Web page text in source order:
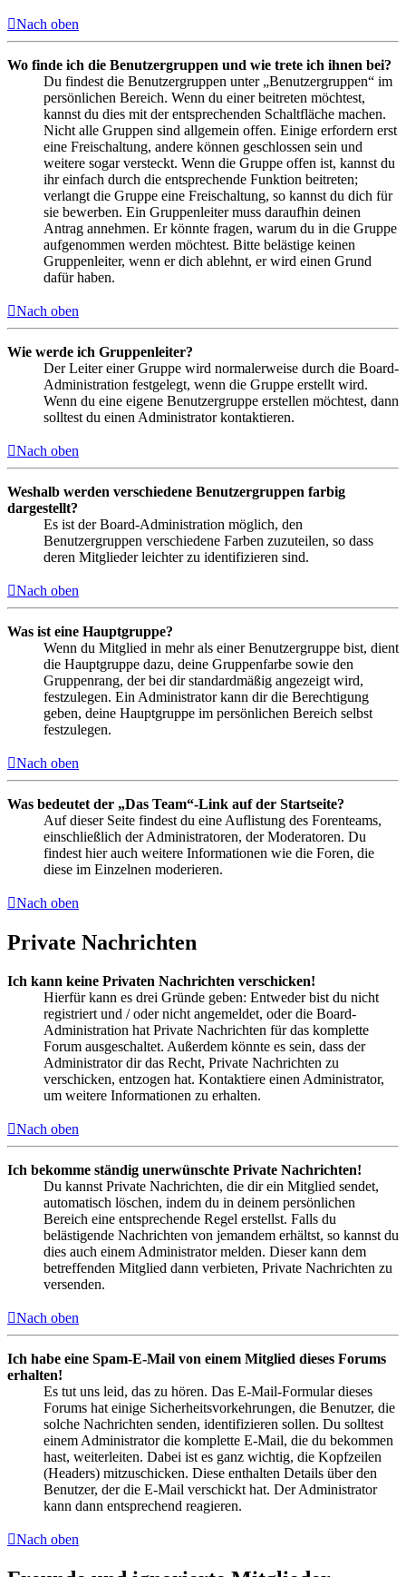
Nach oben
Wo finde ich die Benutzergruppen und wie trete ich ihnen bei?
Du findest die Benutzergruppen unter „Benutzergruppen“ im
persönlichen Bereich. Wenn du einer beitreten möchtest,
kannst du dies mit der entsprechenden Schaltfläche machen.
Nicht alle Gruppen sind allgemein offen. Einige erfordern erst
eine Freischaltung, andere können geschlossen sein und
weitere sogar versteckt. Wenn die Gruppe offen ist, kannst du
ihr einfach durch die entsprechende Funktion beitreten;
verlangt die Gruppe eine Freischaltung, so kannst du dich für
sie bewerben. Ein Gruppenleiter muss daraufhin deinen
Antrag annehmen. Er könnte fragen, warum du in die Gruppe
aufgenommen werden möchtest. Bitte belästige keinen
Gruppenleiter, wenn er dich ablehnt, er wird einen Grund
dafür haben.
Nach oben
Wie werde ich Gruppenleiter?
Der Leiter einer Gruppe wird normalerweise durch die Board-
Administration festgelegt, wenn die Gruppe erstellt wird.
Wenn du eine eigene Benutzergruppe erstellen möchtest, dann
solltest du einen Administrator kontaktieren.
Nach oben
Weshalb werden verschiedene Benutzergruppen farbig
dargestellt?
Es ist der Board-Administration möglich, den
Benutzergruppen verschiedene Farben zuzuteilen, so dass
deren Mitglieder leichter zu identifizieren sind.
Nach oben
Was ist eine Hauptgruppe?
Wenn du Mitglied in mehr als einer Benutzergruppe bist, dient
die Hauptgruppe dazu, deine Gruppenfarbe sowie den
Gruppenrang, der bei dir standardmäßig angezeigt wird,
festzulegen. Ein Administrator kann dir die Berechtigung
geben, deine Hauptgruppe im persönlichen Bereich selbst
festzulegen.
Nach oben
Was bedeutet der „Das Team“-Link auf der Startseite?
Auf dieser Seite findest du eine Auflistung des Forenteams,
einschließlich der Administratoren, der Moderatoren. Du
findest hier auch weitere Informationen wie die Foren, die
diese im Einzelnen moderieren.
Nach oben
Private Nachrichten
Ich kann keine Privaten Nachrichten verschicken!
Hierfür kann es drei Gründe geben: Entweder bist du nicht
registriert und / oder nicht angemeldet, oder die Board-
Administration hat Private Nachrichten für das komplette
Forum ausgeschaltet. Außerdem könnte es sein, dass der
Administrator dir das Recht, Private Nachrichten zu
verschicken, entzogen hat. Kontaktiere einen Administrator,
um weitere Informationen zu erhalten.
Nach oben
Ich bekomme ständig unerwünschte Private Nachrichten!
Du kannst Private Nachrichten, die dir ein Mitglied sendet,
automatisch löschen, indem du in deinem persönlichen
Bereich eine entsprechende Regel erstellst. Falls du
belästigende Nachrichten von jemandem erhältst, so kannst du
dies auch einem Administrator melden. Dieser kann dem
betreffenden Mitglied dann verbieten, Private Nachrichten zu
versenden.
Nach oben
Ich habe eine Spam-E-Mail von einem Mitglied dieses Forums
erhalten!
Es tut uns leid, das zu hören. Das E-Mail-Formular dieses
Forums hat einige Sicherheitsvorkehrungen, die Benutzer, die
solche Nachrichten senden, identifizieren sollen. Du solltest
einem Administrator die komplette E-Mail, die du bekommen
hast, weiterleiten. Dabei ist es ganz wichtig, die Kopfzeilen
(Headers) mitzuschicken. Diese enthalten Details über den
Benutzer, der die E-Mail verschickt hat. Der Administrator
kann dann entsprechend reagieren.
Nach oben